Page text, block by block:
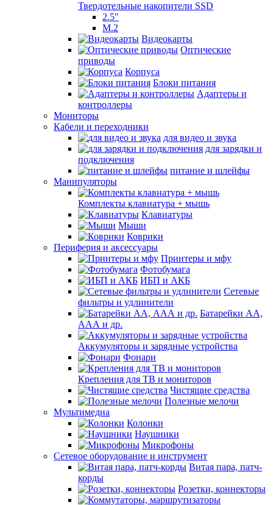
Твердотельные накопители SSD
2.5"
M.2
Видеокарты
Оптические
приводы
Корпуса
Блоки питания
Адаптеры и
контроллеры
Мониторы
Кабели и переходники
для видео и звука
для зарядки и
подключения
питание и шлейфы
Манипуляторы
Комплекты клавиатура + мышь
Клавиатуры
Мыши
Коврики
Периферия и аксессуары
Принтеры и мфу
Фотобумага
ИБП и АКБ
Сетевые
фильтры и удлинители
Батарейки АА,
ААА и др.
Аккумуляторы и зарядные устройства
Фонари
Крепления для ТВ и мониторов
Чистящие средства
Полезные мелочи
Мультимедиа
Колонки
Наушники
Микрофоны
Сетевое оборудование и инструмент
Витая пара, патч-
корды
Розетки, коннекторы